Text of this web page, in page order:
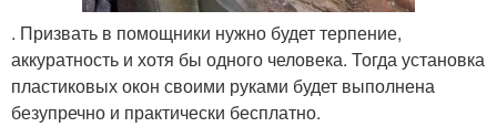
. Призвать в помощники нужно будет терпение,
аккуратность и хотя бы одного человека. Тогда установка
пластиковых окон своими руками будет выполнена
безупречно и практически бесплатно.